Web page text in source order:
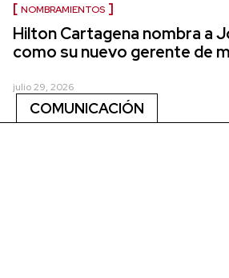
NOMBRAMIENTOS
Hilton Cartagena nombra a
como su nuevo gerente de
julio 29, 2026
COMUNICACIÓN